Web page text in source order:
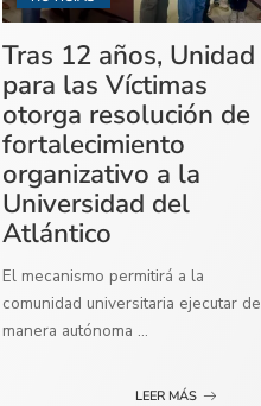
Tras 12 años, Unidad
para las Víctimas
otorga resolución de
fortalecimiento
organizativo a la
Universidad del
Atlántico
El mecanismo permitirá a la
comunidad universitaria ejecutar de
manera autónoma ...
LEER MÁS